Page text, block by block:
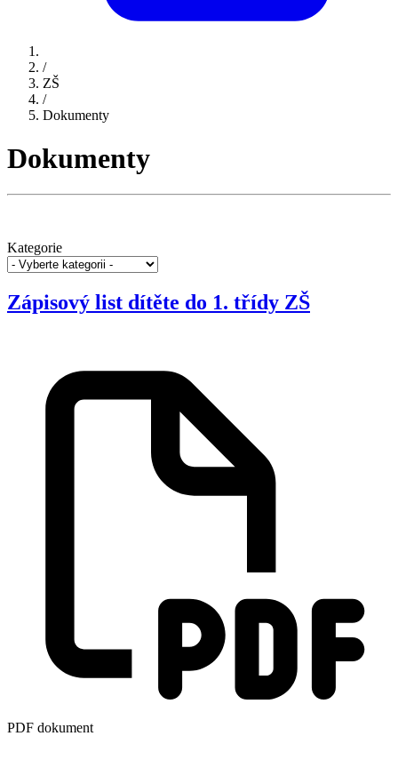
/
ZŠ
/
Dokumenty
Dokumenty
Kategorie
Zápisový list dítěte do 1. třídy ZŠ
PDF dokument